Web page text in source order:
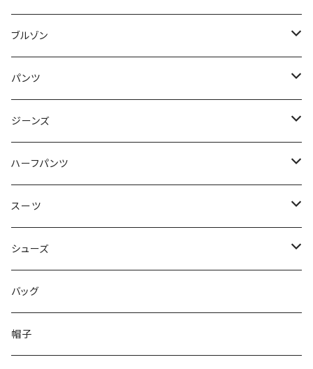
50/XL～
48/L
50/XL～
46/M
48/L
50/XL～
～44/S
46/M
48/L
50/XL～
ブルゾン
～44/S
46/M
48/L
50/XL～
パンツ
～44/S
46/M
48/L
50/XL～
ジーンズ
～44/S
46/M
48/L
50/XL～
ハーフパンツ
～44/S
46/M
48/L
50/XL～
スーツ
～44/S
46/M
48/L
シューズ
～25.5cm
26cm～
バッグ
帽子